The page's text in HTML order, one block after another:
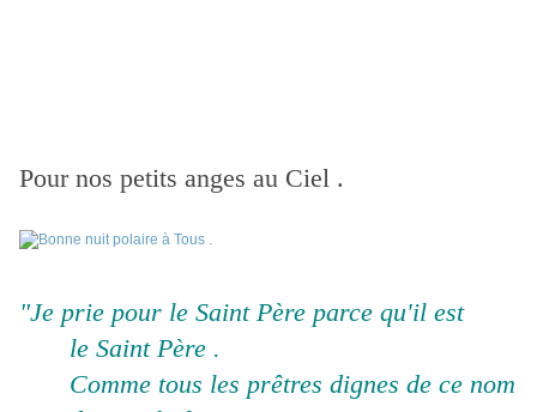
Pour nos petits anges au Ciel .
"Je prie pour le Saint Père parce qu'il est
le Saint Père .
Comme tous les prêtres dignes de ce nom